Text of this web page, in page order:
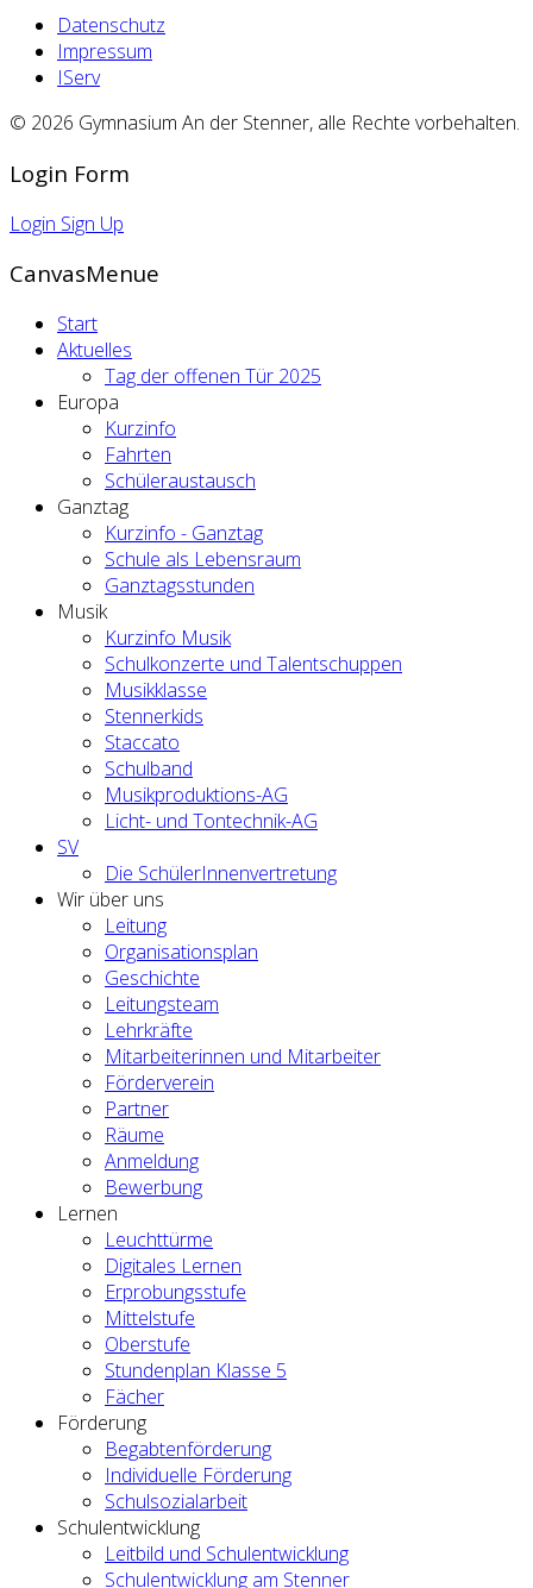
Datenschutz
Impressum
IServ
© 2026 Gymnasium An der Stenner, alle Rechte vorbehalten.
Login Form
Login Sign Up
CanvasMenue
Start
Aktuelles
Tag der offenen Tür 2025
Europa
Kurzinfo
Fahrten
Schüleraustausch
Ganztag
Kurzinfo - Ganztag
Schule als Lebensraum
Ganztagsstunden
Musik
Kurzinfo Musik
Schulkonzerte und Talentschuppen
Musikklasse
Stennerkids
Staccato
Schulband
Musikproduktions-AG
Licht- und Tontechnik-AG
SV
Die SchülerInnenvertretung
Wir über uns
Leitung
Organisationsplan
Geschichte
Leitungsteam
Lehrkräfte
Mitarbeiterinnen und Mitarbeiter
Förderverein
Partner
Räume
Anmeldung
Bewerbung
Lernen
Leuchttürme
Digitales Lernen
Erprobungsstufe
Mittelstufe
Oberstufe
Stundenplan Klasse 5
Fächer
Förderung
Begabtenförderung
Individuelle Förderung
Schulsozialarbeit
Schulentwicklung
Leitbild und Schulentwicklung
Schulentwicklung am Stenner